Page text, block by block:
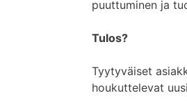
puuttuminen ja
Tulos?
Tyytyväiset
houkuttelevat